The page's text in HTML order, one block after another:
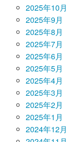
2025年10月
2025年9月
2025年8月
2025年7月
2025年6月
2025年5月
2025年4月
2025年3月
2025年2月
2025年1月
2024年12月